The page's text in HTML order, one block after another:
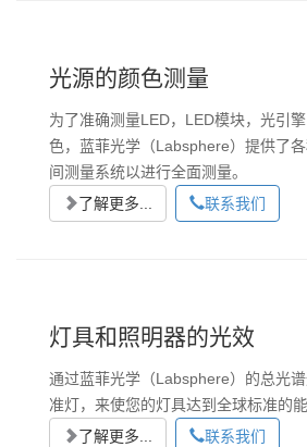
光源的颜色测量
为了准确测量LED，LED模块，光引
色，蓝菲光学（Labsphere）提供了
间测量系统以进行全面测量。
了解更多...
联系我们
灯具和照明器的光效
通过蓝菲光学（Labsphere）的总光
准灯，来使您的灯具达到全球标准的能
了解更多...
联系我们